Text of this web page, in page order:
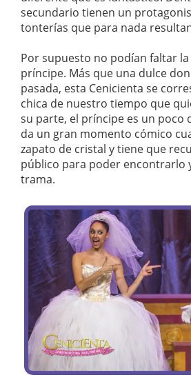
secundario tienen un
tonterías que para nada
Por supuesto no podían faltar la
príncipe. Más que una dulce
pasada, esta Cenicienta se
chica de nuestro tiempo que
su parte, el príncipe es un poco
da un gran momento cómico
zapato de cristal y tiene que
público para poder encontrarlo
trama.